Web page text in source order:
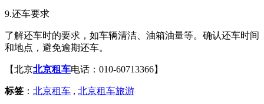
9.还车要求
了解还车时的要求，如车辆清洁、油箱油量等。确认还车时间
和地点，避免逾期还车。
【北京北京租车电话：010-60713366】
标签 ： 北京租车 , 北京租车旅游